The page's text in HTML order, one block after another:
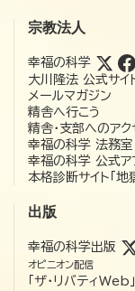
宗教法人
幸福の科学
大川隆法 公式サイ
メールマガジン
精舎へ行こう
精舎・支部へのアク
幸福の科学 法務室
幸福の科学 公式ア
本格診断サイト「地
出版
幸福の科学出版
オピニオン配信
「ザ・リバティWeb」